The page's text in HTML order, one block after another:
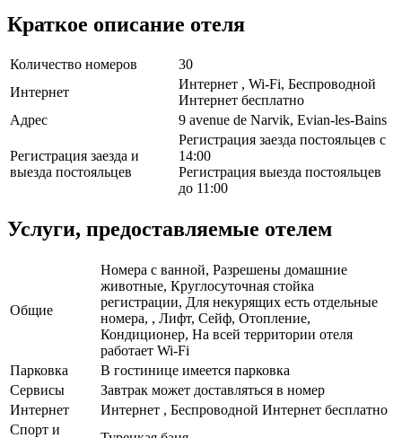
Краткое описание отеля
Количество номеров
30
Интернет
Интернет , Wi-Fi, Беспроводной
Интернет бесплатно
Адрес
9 avenue de Narvik, Evian-les-Bains
Регистрация заезда и
выезда постояльцев
Регистрация заезда постояльцев с
14:00
Регистрация выезда постояльцев
до 11:00
Услуги, предоставляемые отелем
Общие
Номера с ванной, Разрешены домашние
животные, Круглосуточная стойка
регистрации, Для некурящих есть отдельные
номера, , Лифт, Сейф, Отопление,
Кондиционер, На всей территории отеля
работает Wi-Fi
Парковка
В гостинице имеется парковка
Сервисы
Завтрак может доставляться в номер
Интернет
Интернет , Беспроводной Интернет бесплатно
Спорт и